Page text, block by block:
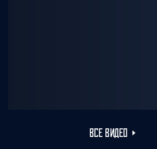
ВСЕ ВИДЕО